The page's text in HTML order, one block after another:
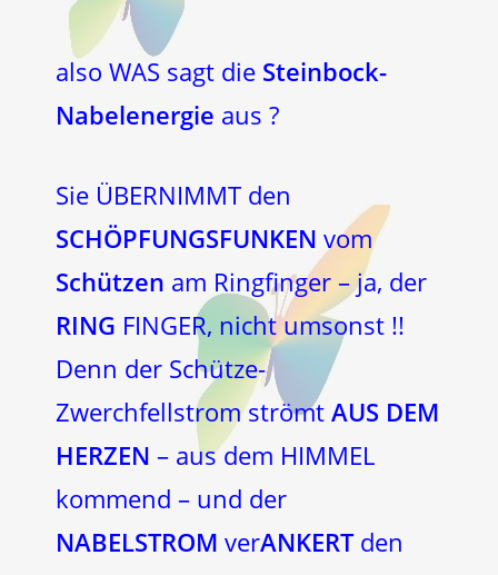
also WAS sagt die Steinbock-
Nabelenergie aus ?
Sie ÜBERNIMMT den
SCHÖPFUNGSFUNKEN vom
Schützen am Ringfinger – ja, der
RING FINGER, nicht umsonst !!
Denn der Schütze-
Zwerchfellstrom strömt AUS DEM
HERZEN – aus dem HIMMEL
kommend – und der
NABELSTROM verANKERTden